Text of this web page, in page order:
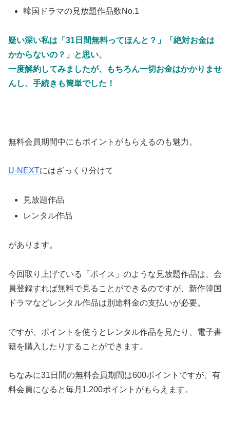
韓国ドラマの見放題作品数No.1
疑い深い私は「31日間無料ってほんと？」「絶対お金は
かからないの？」と思い、
一度解約してみましたが、もちろん一切お金はかかりませ
んし、手続きも簡単でした！
無料会員期間中にもポイントがもらえるのも魅力。
U-NEXTにはざっくり分けて
見放題作品
レンタル作品
があります。
今回取り上げている「ボイス」のような見放題作品は、会
員登録すれば無料で見ることができるのですが、新作韓国
ドラマなどレンタル作品は別途料金の支払いが必要。
ですが、ポイントを使うとレンタル作品を見たり、電子書
籍を購入したりすることができます。
ちなみに31日間の無料会員期間は600ポイントですが、有
料会員になると毎月1,200ポイントがもらえます。